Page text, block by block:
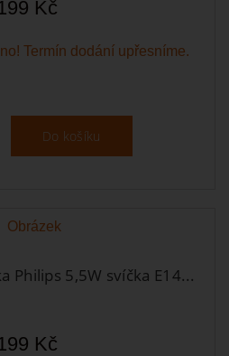
Kč
Termín dodání upřesníme.
Do košíku
Philips 5,5W svíčka E14...
Kč